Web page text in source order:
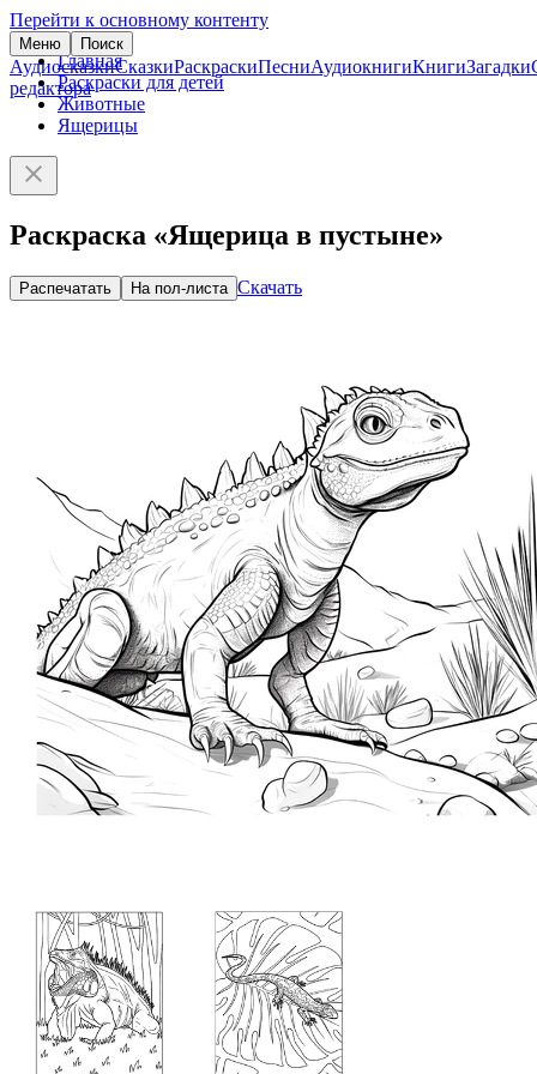
Перейти к основному контенту
Меню Поиск
АудиосказкиСказкиРаскраскиПесниАудиокнигиКнигиЗагадки
редактора
Главная
Раскраски для детей
Животные
Ящерицы
Раскраска «Ящерица в пустыне»
Распечатать На пол-листа Скачать